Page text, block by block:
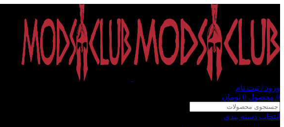
ورود / ثبت نام
0 محصول 0 تومان
انتخاب دسته بندی